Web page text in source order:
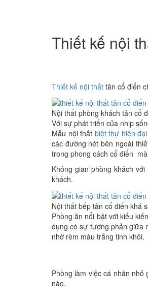
Thiết kế nội
Thiết kế nội thất tân cổ điển
Nội thất phòng khách tân cổ
Với sự phát triển của nhịp
Mẫu nội thất biệt thự hiện đại
các đường nét bên ngoài
trong phong cách cổ điển
Không gian phòng khách
khách.
Nội thất bếp tân cổ điển khá
Phòng ăn nổi bật với kiểu
dụng có sự tương phản giữa
nhờ rèm màu trắng tinh khôi.
Phòng làm việc cá nhân
nào.